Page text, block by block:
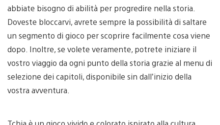
abbiate bisogno di abilità per progredire nella storia.
Doveste bloccarvi, avrete sempre la possibilità di saltare
un segmento di gioco per scoprire facilmente cosa viene
dopo. Inoltre, se volete veramente, potrete iniziare il
vostro viaggio da ogni punto della storia grazie al menu di
selezione dei capitoli, disponibile sin dall’inizio della
vostra avventura.